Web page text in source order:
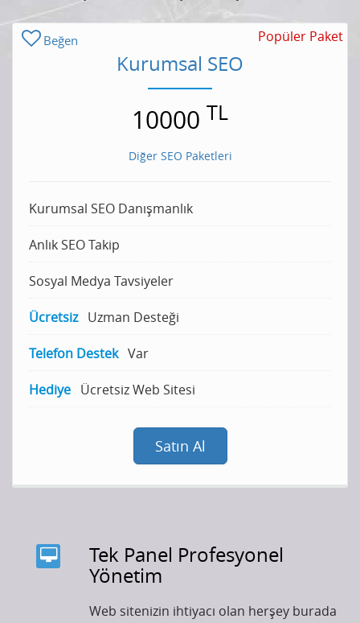
Beğen Popüler Paket
Kurumsal SEO
10000 TL
Diğer SEO Paketleri
Kurumsal SEO Danışmanlık
Anlık SEO Takip
Sosyal Medya Tavsiyeler
Ücretsiz Uzman Desteği
Telefon Destek Var
Hediye Ücretsiz Web Sitesi
Satın Al
Tek Panel Profesyonel
Yönetim
Web sitenizin ihtiyacı olan herşey burada